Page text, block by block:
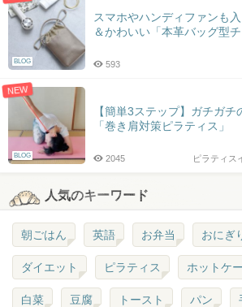
BLOG
スマホやハンディファンも
＆かわいい「本革バッグ型チ
593
NEW
BLOG
【簡単3ステップ】ガチガチ
「巻き肩対策ピラティス」
ピラティス
2045
人気のキーワード
朝ごはん 英語 お弁当 おにぎ
ダイエット ピラティス ホットケ
白菜 豆腐 トースト パン